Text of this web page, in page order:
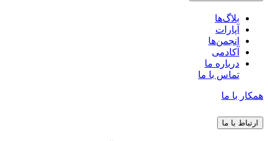
بلاگ‌ها
آپارات
انجمن‌ها
آکادمی
درباره ما
تماس با ما
همکار با ما
ارتباط با ما